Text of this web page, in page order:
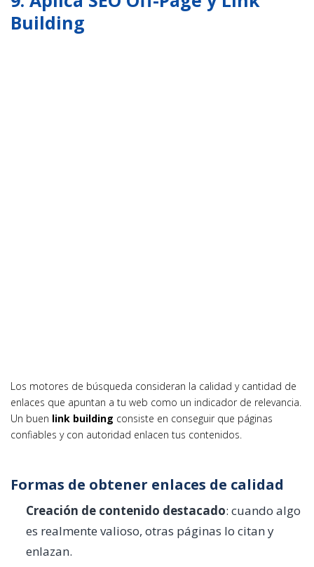
Building
Los motores de búsqueda consideran la calidad y cantidad de
enlaces que apuntan a tu web como un indicador de relevancia.
Un buen link building consiste en conseguir que páginas
confiables y con autoridad enlacen tus contenidos.
Formas de obtener enlaces de calidad
Creación de contenido destacado: cuando algo
es realmente valioso, otras páginas lo citan y
enlazan.